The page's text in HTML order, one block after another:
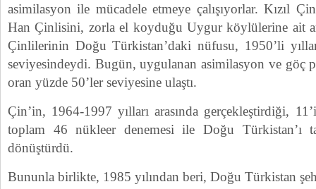
asimilasyon ile mücadele etmeye çalışıyorlar. Kızıl
Han Çinlisini, zorla el koyduğu Uygur köylülerine ait
Çinlilerinin Doğu Türkistan’daki nüfusu, 1950’li
seviyesindeydi. Bugün, uygulanan asimilasyon ve göç
oran yüzde 50’ler seviyesine ulaştı.
Çin’in, 1964-1997 yılları arasında gerçekleştirdiği,
toplam 46 nükleer denemesi ile Doğu Türkistan’ı
dönüştürdü.
Bununla birlikte, 1985 yılından beri, Doğu Türkistan